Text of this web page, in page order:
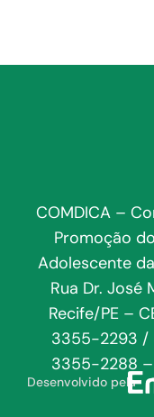
COMDICA –
Promoção
Adolescente
Rua Dr. José
Recife/PE –
3355-2293
3355-2288 –
Desenvolvido pela